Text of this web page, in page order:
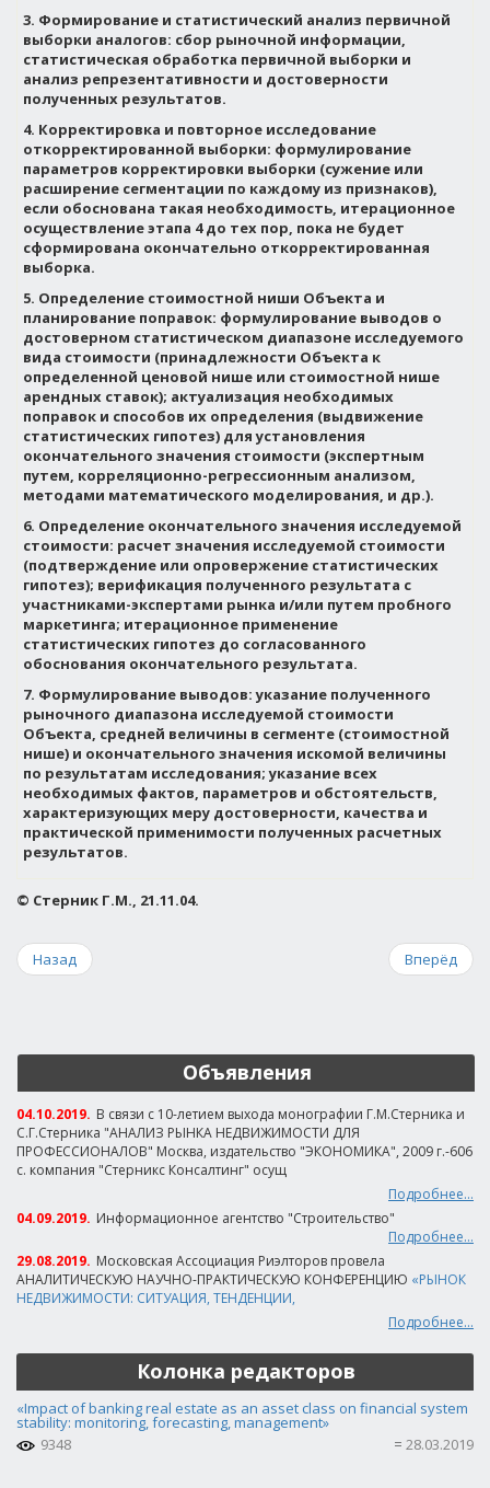
3. Формирование и статистический анализ первичной
выборки аналогов: сбор рыночной информации,
статистическая обработка первичной выборки и
анализ репрезентативности и достоверности
полученных результатов.
4. Корректировка и повторное исследование
откорректированной выборки: формулирование
параметров корректировки выборки (сужение или
расширение сегментации по каждому из признаков),
если обоснована такая необходимость, итерационное
осуществление этапа 4 до тех пор, пока не будет
сформирована окончательно откорректированная
выборка.
5. Определение стоимостной ниши Объекта и
планирование поправок: формулирование выводов о
достоверном статистическом диапазоне исследуемого
вида стоимости (принадлежности Объекта к
определенной ценовой нише или стоимостной нише
арендных ставок); актуализация необходимых
поправок и способов их определения (выдвижение
статистических гипотез) для установления
окончательного значения стоимости (экспертным
путем, корреляционно-регрессионным анализом,
методами математического моделирования, и др.).
6. Определение окончательного значения исследуемой
стоимости: расчет значения исследуемой стоимости
(подтверждение или опровержение статистических
гипотез); верификация полученного результата с
участниками-экспертами рынка и/или путем пробного
маркетинга; итерационное применение
статистических гипотез до согласованного
обоснования окончательного результата.
7. Формулирование выводов: указание полученного
рыночного диапазона исследуемой стоимости
Объекта, средней величины в сегменте (стоимостной
нише) и окончательного значения искомой величины
по результатам исследования; указание всех
необходимых фактов, параметров и обстоятельств,
характеризующих меру достоверности, качества и
практической применимости полученных расчетных
результатов.
© Стерник Г.М., 21.11.04.
Назад Вперёд
Объявления
04.10.2019. В связи с 10-летием выхода монографии Г.М.Стерника и
С.Г.Стерника "АНАЛИЗ РЫНКА НЕДВИЖИМОСТИ ДЛЯ
ПРОФЕССИОНАЛОВ" Москва, издательство "ЭКОНОМИКА", 2009 г.-606
с. компания "Стерникс Консалтинг" осущ
Подробнее...
04.09.2019. Информационное агентство "Строительство"
Подробнее...
29.08.2019. Московская Ассоциация Риэлторов провела
АНАЛИТИЧЕСКУЮ НАУЧНО-ПРАКТИЧЕСКУЮ КОНФЕРЕНЦИЮ «РЫНОК
НЕДВИЖИМОСТИ: СИТУАЦИЯ, ТЕНДЕНЦИИ,
Подробнее...
Колонка редакторов
«Impact of banking real estate as an asset class on financial system
stability: monitoring, forecasting, management»
9348
28.03.2019